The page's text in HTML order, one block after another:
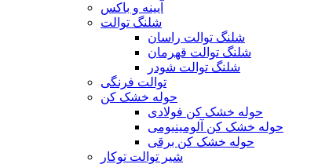
آیینه و باکس
شلنگ توالت
شلنگ توالت راسان
شلنگ توالت قهرمان
شلنگ توالت شودر
توالت فرنگی
حوله خشک کن
حوله خشک کن فولادی
حوله خشک کن آلومینیومی
حوله خشک کن برقی
شیر توالت توکار